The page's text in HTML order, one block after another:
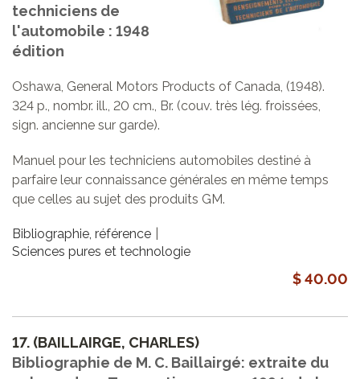
techniciens de
l'automobile : 1948
édition
Oshawa, General Motors Products of Canada, (1948).
324 p., nombr. ill., 20 cm., Br. (couv. très lég. froissées,
sign. ancienne sur garde).
Manuel pour les techniciens automobiles destiné à
parfaire leur connaissance générales en même temps
que celles au sujet des produits GM.
Bibliographie, référence
Sciences pures et technologie
$ 40.00
17. (BAILLAIRGE, CHARLES)
Bibliographie de M. C. Baillairgé: extraite du